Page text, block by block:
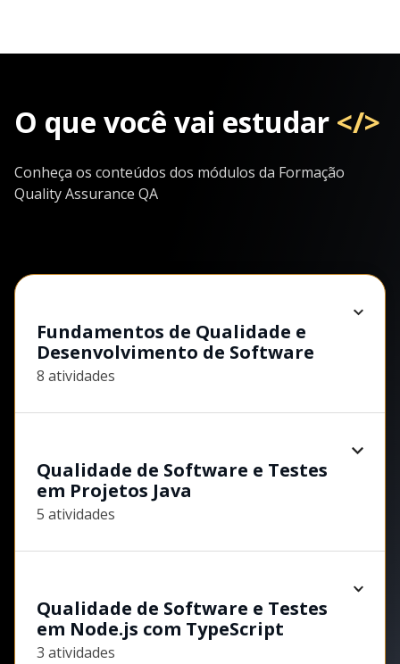
O que você vai estudar </>
Conheça os conteúdos dos módulos da Formação
Quality Assurance QA
Fundamentos de Qualidade e
Desenvolvimento de Software
8 atividades
Qualidade de Software e Testes
em Projetos Java
5 atividades
Qualidade de Software e Testes
em Node.js com TypeScript
3 atividades